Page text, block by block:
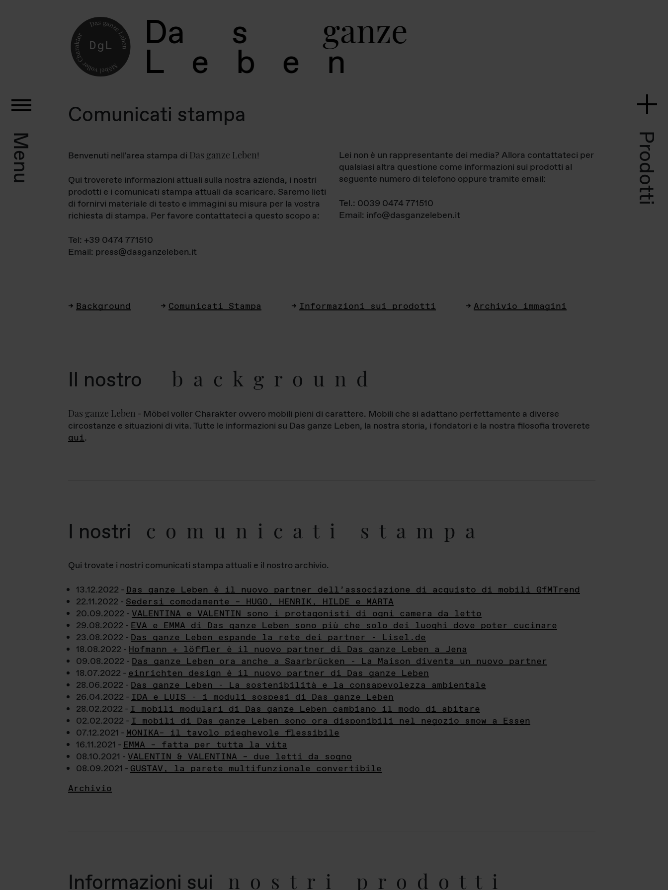
Da s ganz
L e b e
Menu Prodotti
Comunicati stampa
Benvenuti nell'area stampa di Das ganze Leben!
Qui troverete informazioni attuali sulla nostra azienda, i nostri
prodotti e i comunicati stampa attuali da scaricare. Saremo lieti
di fornirvi materiale di testo e immagini su misura per la vostra
richiesta di stampa. Per favore contattateci a questo scopo a:
Tel: +39 0474 771510
Email: press@dasganzeleben.it
Lei non è un rappresentante dei media? Allora contattateci per
qualsiasi altra questione come informazioni sui prodotti al
seguente numero di telefono oppure tramite email:
Tel.: 0039 0474 771510
Email: info@dasganzeleben.it
Background Comunicati Stampa Informazioni sui prodotti Archivio immagini
Il nostro background
Das ganze Leben - Möbel voller Charakter ovvero mobili pieni di carattere. Mobili che si adattano perfettamente a diverse
circostanze e situazioni di vita. Tutte le informazioni su Das ganze Leben, la nostra storia, i fondatori e la nostra filosofia troverete
qui.
I nostri comunicati stampa
Qui trovate i nostri comunicati stampa attuali e il nostro archivio.
13.12.2022 - Das ganze Leben è il nuovo partner dell’associazione di acquisto di mobili GfMTrend
22.11.2022 - Sedersi comodamente – HUGO, HENRIK, HILDE e MARTA
20.09.2022 - VALENTINA e VALENTIN sono i protagonisti di ogni camera da letto
29.08.2022 - EVA e EMMA di Das ganze Leben sono più che solo dei luoghi dove poter cucinare
23.08.2022 - Das ganze Leben espande la rete dei partner - Lisel.de
18.08.2022 - Hofmann + löffler è il nuovo partner di Das ganze Leben a Jena
09.08.2022 - Das ganze Leben ora anche a Saarbrücken - La Maison diventa un nuovo partner
18.07.2022 - einrichten design è il nuovo partner di Das ganze Leben
28.06.2022 - Das ganze Leben - La sostenibilità e la consapevolezza ambientale
26.04.2022 - IDA e LUIS - i moduli sospesi di Das ganze Leben
28.02.2022 - I mobili modulari di Das ganze Leben cambiano il modo di abitare
02.02.2022 - I mobili di Das ganze Leben sono ora disponibili nel negozio smow a Essen
07.12.2021 - MONIKA– il tavolo pieghevole flessibile
16.11.2021 - EMMA – fatta per tutta la vita
08.10.2021 - VALENTIN & VALENTINA – due letti da sogno
08.09.2021 - GUSTAV, la parete multifunzionale convertibile
Archivio
Informazioni sui nostri prodotti